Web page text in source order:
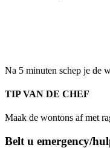
Na 5 minuten schep je de
TIP VAN DE CHEF
Maak de wontons af met
Belt u emergency/